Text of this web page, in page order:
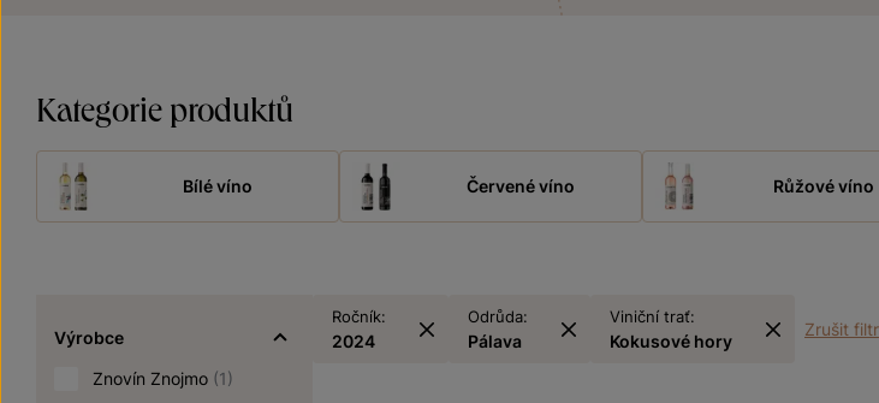
Kategorie produktů
Bílé víno Červené víno Růžové víno
Výrobce
Znovín Znojmo (1)
Ročník:
2024
Odrůda:
Pálava
Viniční trať:
Kokusové hory
Zrušit